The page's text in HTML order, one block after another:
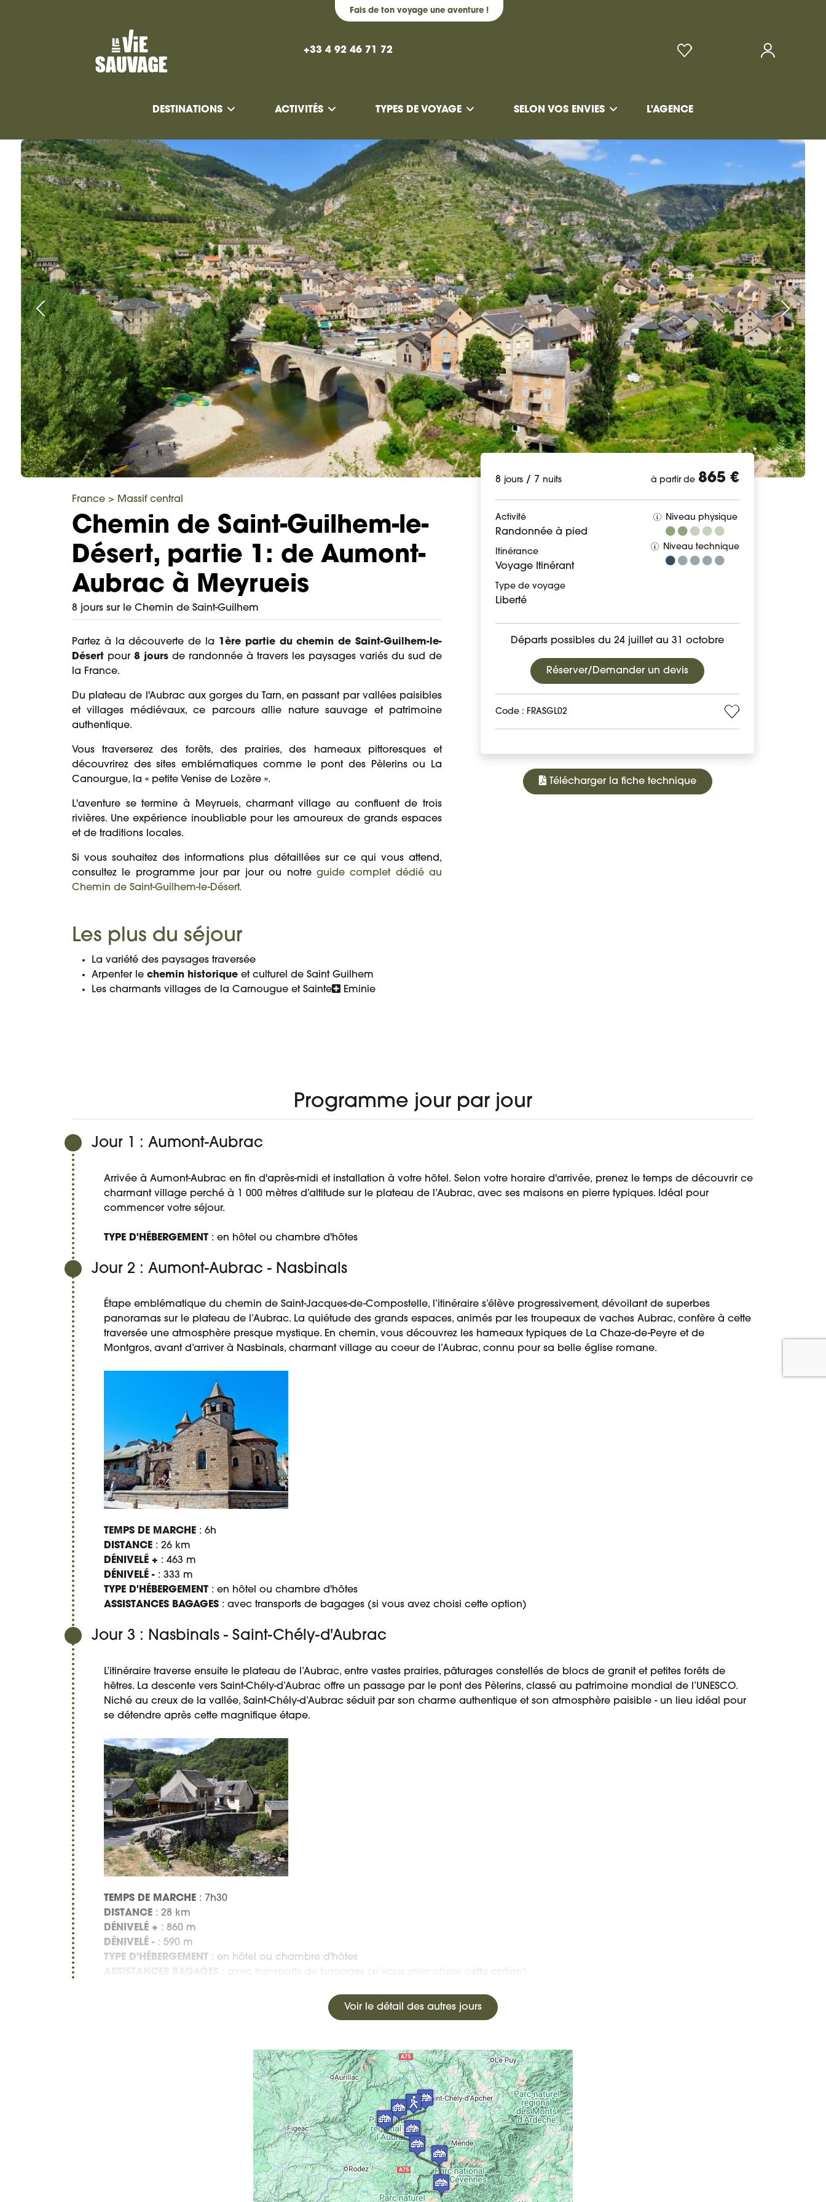
Fais de ton voyage une aventure !
DESTINATIONS ACTIVITÉS TYPES DE VOYAGE SELON VOS ENVIES L'AGENCE
+33 4 92 46 71 72
France > Massif central
Chemin de Saint-Guilhem-le-
Désert, partie 1: de Aumont-
Aubrac à Meyrueis
8 jours sur le Chemin de Saint-Guilhem
Partez à la découverte de la 1ère partie du chemin de Saint-Guilhem-le-
Désert pour 8 jours de randonnée à travers les paysages variés du sud de
la France.
Du plateau de l'Aubrac aux gorges du Tarn, en passant par vallées paisibles
et villages médiévaux, ce parcours allie nature sauvage et patrimoine
authentique.
Vous traverserez des forêts, des prairies, des hameaux pittoresques et
découvrirez des sites emblématiques comme le pont des Pèlerins ou La
Canourgue, la « petite Venise de Lozère ».
L'aventure se termine à Meyrueis, charmant village au confluent de trois
rivières. Une expérience inoubliable pour les amoureux de grands espaces
et de traditions locales.
Si vous souhaitez des informations plus détaillées sur ce qui vous attend,
consultez le programme jour par jour ou notre guide complet dédié au
Chemin de Saint-Guilhem-le-Désert.
Les plus du séjour
La variété des paysages traversée
Arpenter le chemin historique et culturel de Saint Guilhem
Les charmants villages de la Carnougue et Sainte
Eminie
8 jours / 7 nuits à partir de 865 €
Activité
Randonnée à pied
Itinérance
Voyage Itinérant
Type de voyage
Liberté
Niveau physique
Niveau technique
Départs possibles du 24 juillet au 31 octobre
Réserver/Demander un devis
Code : FRASGL02
Télécharger la fiche technique
Programme jour par jour
Jour 1 : Aumont-Aubrac
Arrivée à Aumont-Aubrac en fin d'après-midi et installation à votre hôtel. Selon votre horaire d'arrivée, prenez le temps de découvrir ce
charmant village perché à 1 000 mètres d’altitude sur le plateau de l’Aubrac, avec ses maisons en pierre typiques. Idéal pour
commencer votre séjour.
TYPE D'HÉBERGEMENT : en hôtel ou chambre d'hôtes
Jour 2 : Aumont-Aubrac - Nasbinals
Étape emblématique du chemin de Saint-Jacques-de-Compostelle, l’itinéraire s’élève progressivement, dévoilant de superbes
panoramas sur le plateau de l’Aubrac. La quiétude des grands espaces, animés par les troupeaux de vaches Aubrac, confère à cette
traversée une atmosphère presque mystique. En chemin, vous découvrez les hameaux typiques de La Chaze-de-Peyre et de
Montgros, avant d’arriver à Nasbinals, charmant village au coeur de l’Aubrac, connu pour sa belle église romane.
TEMPS DE MARCHE : 6h
DISTANCE : 26 km
DÉNIVELÉ + : 463 m
DÉNIVELÉ - : 333 m
TYPE D'HÉBERGEMENT : en hôtel ou chambre d'hôtes
ASSISTANCES BAGAGES : avec transports de bagages (si vous avez choisi cette option)
Jour 3 : Nasbinals - Saint-Chély-d'Aubrac
L’itinéraire traverse ensuite le plateau de l’Aubrac, entre vastes prairies, pâturages constellés de blocs de granit et petites forêts de
hêtres. La descente vers Saint-Chély-d’Aubrac offre un passage par le pont des Pèlerins, classé au patrimoine mondial de l’UNESCO.
Niché au creux de la vallée, Saint-Chély-d’Aubrac séduit par son charme authentique et son atmosphère paisible - un lieu idéal pour
se détendre après cette magnifique étape.
TEMPS DE MARCHE : 7h30
DISTANCE : 28 km
DÉNIVELÉ + : 860 m
DÉNIVELÉ - : 590 m
TYPE D'HÉBERGEMENT : en hôtel ou chambre d'hôtes
Voir le détail des autres jours